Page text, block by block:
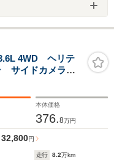
4WD ヘリテ
サイドカメラ
純正アルミホイ
ル ETC
本体価格
376.8万円
32,800円
走行 8.2万km